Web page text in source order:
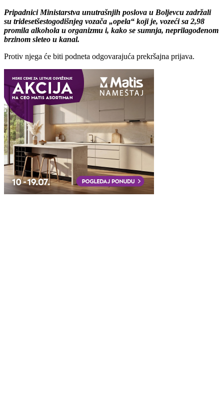
Pripadnici Ministarstva unutrašnjih poslova u Boljevcu zadržali
su tridesetšestogodišnjeg vozača „opela“ koji je, vozeći sa 2,98
promila alkohola u organizmu i, kako se sumnja, neprilagođenom
brzinom sleteo u kanal.
Protiv njega će biti podneta odgovarajuća prekršajna prijava.